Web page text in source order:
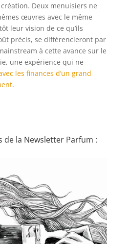
Deux menuisiers ne
œuvres avec le même
leur vision de ce qu’ils
précis, se différencieront par
à cette avance sur le
une expérience qui ne
les finances d’un grand
.
de la Newsletter Parfum :